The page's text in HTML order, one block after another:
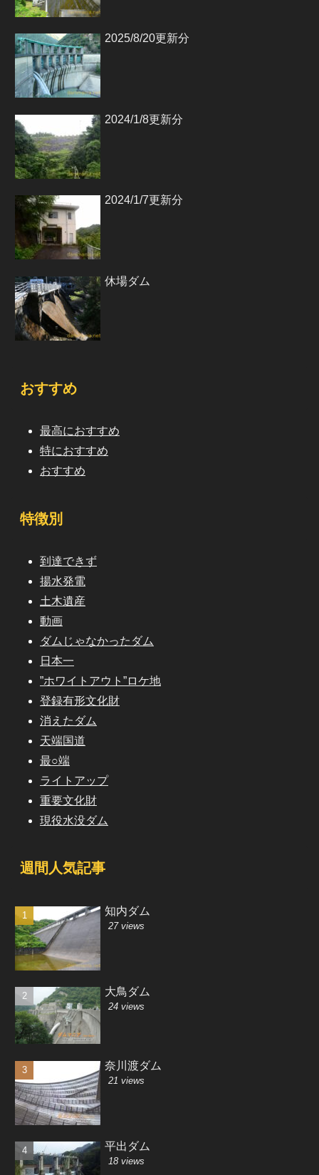
2025/8/20更新分
2024/1/8更新分
2024/1/7更新分
休場ダム
おすすめ
最高におすすめ
特におすすめ
おすすめ
特徴別
到達できず
揚水発電
土木遺産
動画
ダムじゃなかったダム
日本一
”ホワイトアウト”ロケ地
登録有形文化財
消えたダム
天端国道
最○端
ライトアップ
重要文化財
現役水没ダム
週間人気記事
知内ダム
27 views
大鳥ダム
24 views
奈川渡ダム
21 views
平出ダム
18 views